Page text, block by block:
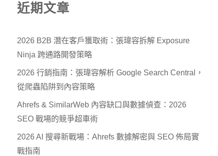
近期文章
2026 B2B 潛在客戶獲取術：張瑋容拆解 Exposure
Ninja 跨通路開發策略
2026 行銷指南：張瑋容解析 Google Search Central，
從爬蟲陷阱到內容策略
Ahrefs & SimilarWeb 內容缺口與數據偵查：2026
SEO 戰場的競爭超車術
2026 AI 搜尋新戰場：Ahrefs 數據解密與 SEO 佈局實
戰指南